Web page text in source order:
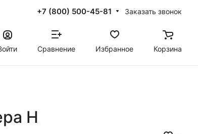
+7 (800) 500-45-81 Заказать звонок
Сравнение Избранное Корзина
Н